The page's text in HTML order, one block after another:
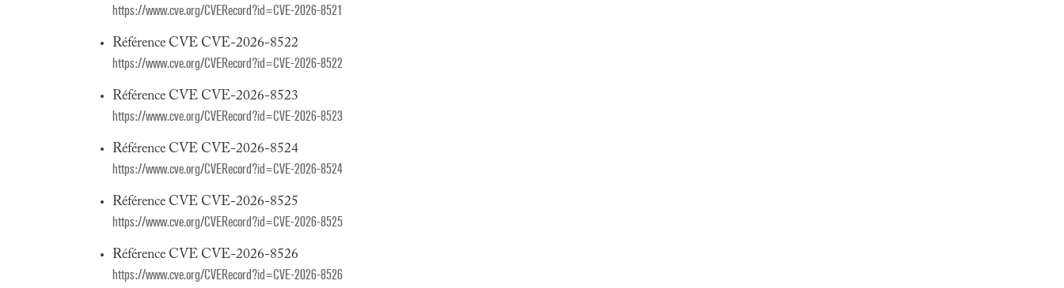
https://www.cve.org/CVERecord?id=CVE-2026-8521
Référence CVE CVE-2026-8522
https://www.cve.org/CVERecord?id=CVE-2026-8522
Référence CVE CVE-2026-8523
https://www.cve.org/CVERecord?id=CVE-2026-8523
Référence CVE CVE-2026-8524
https://www.cve.org/CVERecord?id=CVE-2026-8524
Référence CVE CVE-2026-8525
https://www.cve.org/CVERecord?id=CVE-2026-8525
Référence CVE CVE-2026-8526
https://www.cve.org/CVERecord?id=CVE-2026-8526